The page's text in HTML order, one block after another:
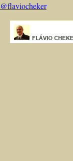
@flaviocheker